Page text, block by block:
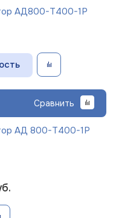
АД800-Т400-1Р
Сравнить
АД 800-Т400-1Р